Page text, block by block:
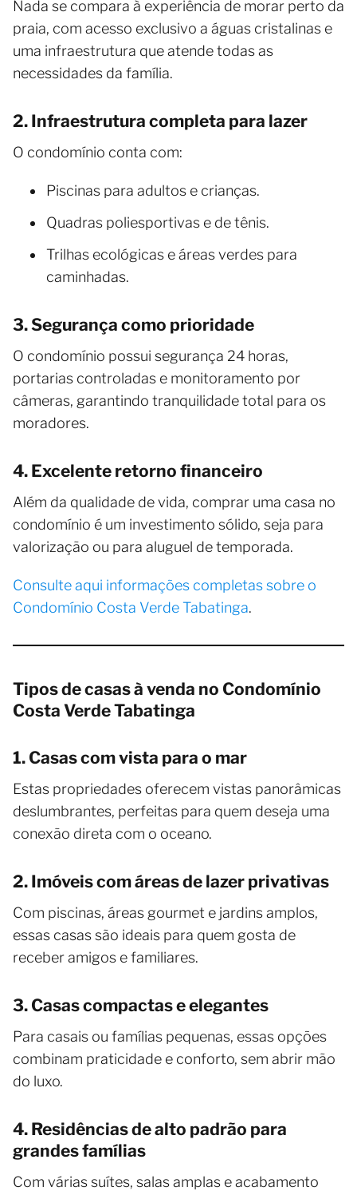
Nada se compara à experiência de morar perto da
praia, com acesso exclusivo a águas cristalinas e
uma infraestrutura que atende todas as
necessidades da família.
2. Infraestrutura completa para lazer
O condomínio conta com:
Piscinas para adultos e crianças.
Quadras poliesportivas e de tênis.
Trilhas ecológicas e áreas verdes para
caminhadas.
3. Segurança como prioridade
O condomínio possui segurança 24 horas,
portarias controladas e monitoramento por
câmeras, garantindo tranquilidade total para os
moradores.
4. Excelente retorno financeiro
Além da qualidade de vida, comprar uma casa no
condomínio é um investimento sólido, seja para
valorização ou para aluguel de temporada.
Consulte aqui informações completas sobre o
Condomínio Costa Verde Tabatinga.
Tipos de casas à venda no Condomínio
Costa Verde Tabatinga
1. Casas com vista para o mar
Estas propriedades oferecem vistas panorâmicas
deslumbrantes, perfeitas para quem deseja uma
conexão direta com o oceano.
2. Imóveis com áreas de lazer privativas
Com piscinas, áreas gourmet e jardins amplos,
essas casas são ideais para quem gosta de
receber amigos e familiares.
3. Casas compactas e elegantes
Para casais ou famílias pequenas, essas opções
combinam praticidade e conforto, sem abrir mão
do luxo.
4. Residências de alto padrão para
grandes famílias
Com várias suítes, salas amplas e acabamento